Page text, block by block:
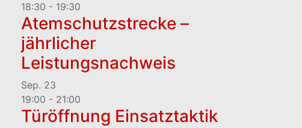
18:30 - 19:30
Atemschutzstrecke –
jährlicher
Leistungsnachweis
Sep. 23
19:00 - 21:00
Türöffnung Einsatztaktik